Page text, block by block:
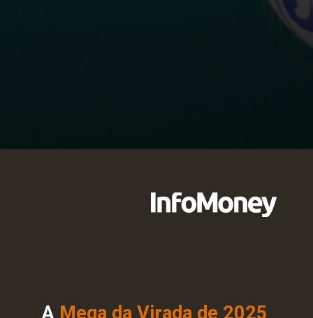
A Mega da Virada de 2025